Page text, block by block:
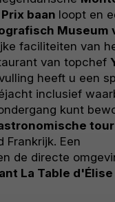
baan loopt en
Museum
faciliteiten van
van topchef
heeft u een
inclusief
kunt
tour
Frankrijk. Een
de directe
La Table d'Élise